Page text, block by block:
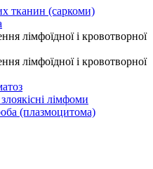
тканин (саркоми)
лімфоїдної і кровотворної
лімфоїдної і кровотворної
лімфоми
(плазмоцитома)